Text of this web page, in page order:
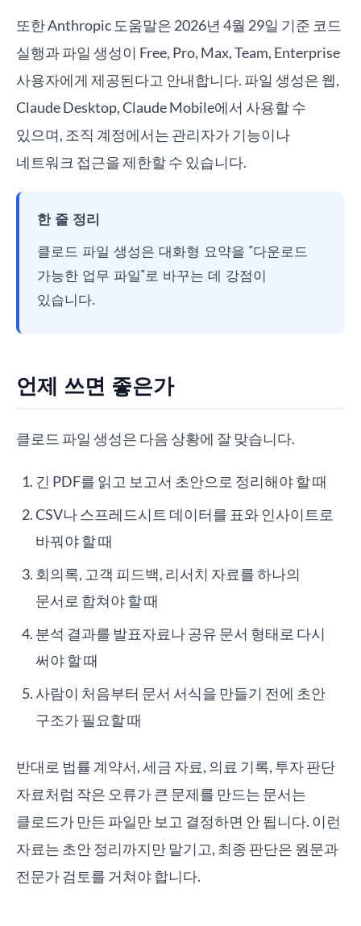
또한 Anthropic 도움말은 2026년 4월 29일 기준 코드
실행과 파일 생성이 Free, Pro, Max, Team, Enterprise
사용자에게 제공된다고 안내합니다. 파일 생성은 웹,
Claude Desktop, Claude Mobile에서 사용할 수
있으며, 조직 계정에서는 관리자가 기능이나
네트워크 접근을 제한할 수 있습니다.
한 줄 정리
클로드 파일 생성은 대화형 요약을 "다운로드
가능한 업무 파일"로 바꾸는 데 강점이
있습니다.
언제 쓰면 좋은가
클로드 파일 생성은 다음 상황에 잘 맞습니다.
긴 PDF를 읽고 보고서 초안으로 정리해야 할 때
CSV나 스프레드시트 데이터를 표와 인사이트로
바꿔야 할 때
회의록, 고객 피드백, 리서치 자료를 하나의
문서로 합쳐야 할 때
분석 결과를 발표자료나 공유 문서 형태로 다시
써야 할 때
사람이 처음부터 문서 서식을 만들기 전에 초안
구조가 필요할 때
반대로 법률 계약서, 세금 자료, 의료 기록, 투자 판단
자료처럼 작은 오류가 큰 문제를 만드는 문서는
클로드가 만든 파일만 보고 결정하면 안 됩니다. 이런
자료는 초안 정리까지만 맡기고, 최종 판단은 원문과
전문가 검토를 거쳐야 합니다.